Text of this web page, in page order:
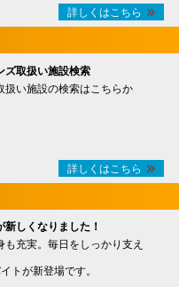
詳しくはこちら
ズ取扱い施設検索
扱い施設の検索はこちらか
詳しくはこちら
しくなりました！
も充実。毎日をしっかり支え
トが新登場です。